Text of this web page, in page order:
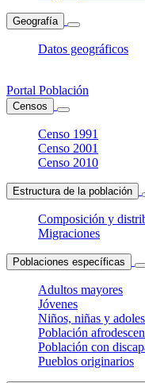
Geografía
Datos geográficos
Portal Población
Censos
Censo 1991
Censo 2001
Censo 2010
Estructura de la población
Composición y
Migraciones
Poblaciones específicas
Adultos mayores
Jóvenes
Niños, niñas y
Población
Población con
Pueblos originarios